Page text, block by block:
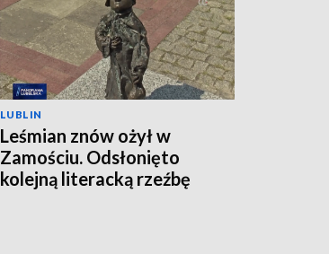
LUBLIN
Leśmian znów ożył w
Zamościu. Odsłonięto
kolejną literacką rzeźbę